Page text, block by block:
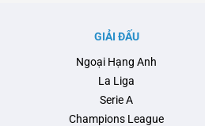
từng được kỳ vọng sẽ mang lại
GIẢI ĐẤU
Ngoại Hạng Anh
La Liga
Serie A
Champions League